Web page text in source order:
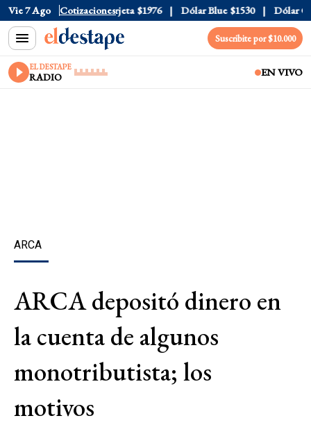
Vie 7 Ago Cotizaciones
$1520 Dólar Tarjeta $1976 Dólar Blue $1530 Dólar CCL
Suscribite por $10.000
EL DESTAPE
RADIO EN VIVO
ARCA
ARCA depositó dinero en
la cuenta de algunos
monotributista; los
motivos